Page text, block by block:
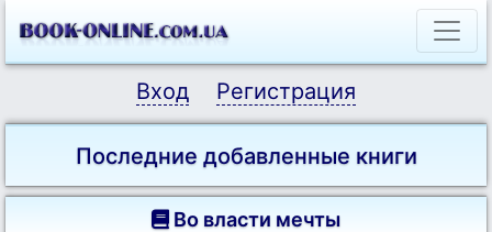
Вход Регистрация
Последние добавленные книги
Во власти мечты